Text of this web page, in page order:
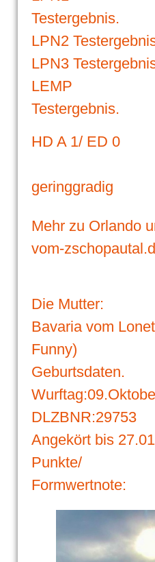
LPN2
LPN3
LEMP
HD A
geringgradig
Mehr zu Orlando
vom-
Die Mutter:
Bavaria vom
Funny)
DLZBNR:29753
Angekört bis
Punkte/